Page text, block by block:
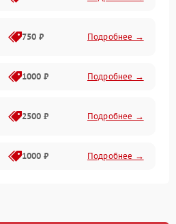
750 ₽ Подробнее →
1000 ₽ Подробнее →
2500 ₽ Подробнее →
1000 ₽ Подробнее →